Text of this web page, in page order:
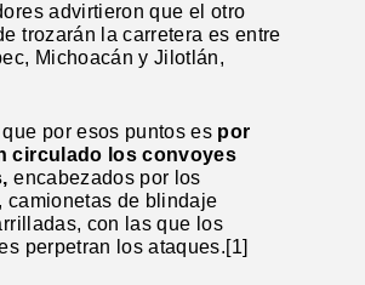
advirtieron que el otro
trozarán la carretera es entre
Michoacán y Jilotlán,
por esos puntos es por
circulado los convoyes
encabezados por los
camionetas de blindaje
con las que los
perpetran los ataques.[1]